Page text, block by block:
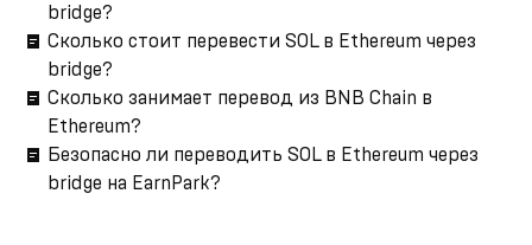
bridge?
Сколько стоит перевести SOL в Ethereum через
bridge?
Сколько занимает перевод из BNB Chain в
Ethereum?
Безопасно ли переводить SOL в Ethereum через
bridge на EarnPark?